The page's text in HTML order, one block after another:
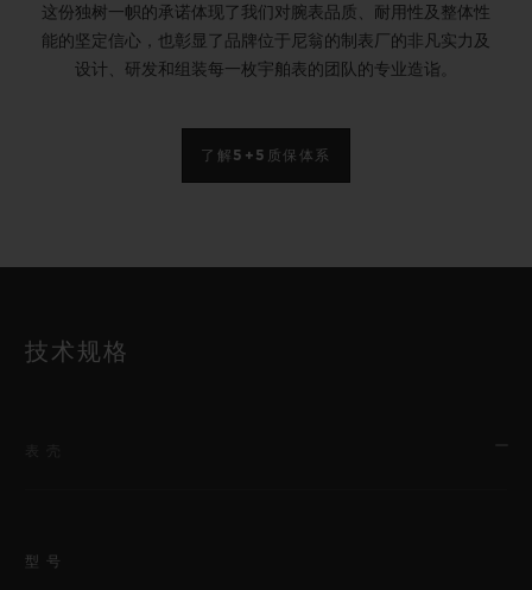
这份独树一帜的承诺体现了我们对腕表品质、耐用性及整体性
能的坚定信心，也彰显了品牌位于尼翁的制表厂的非凡实力及
设计、研发和组装每一枚宇舶表的团队的专业造诣。
了解5+5质保体系
技术规格
型号